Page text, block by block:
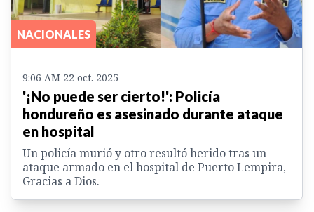
NACIONALES
9:06 AM 22 oct. 2025
'¡No puede ser cierto!': Policía
hondureño es asesinado durante ataque
en hospital
Un policía murió y otro resultó herido tras un
ataque armado en el hospital de Puerto Lempira,
Gracias a Dios.